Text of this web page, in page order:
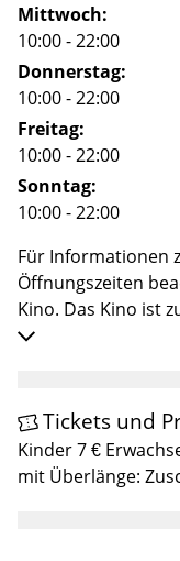
Mittwoch:
10:00 - 22:00
Donnerstag:
10:00 - 22:00
Freitag:
10:00 - 22:00
Sonntag:
10:00 - 22:00
Für Informationen
Öffnungszeiten
Kino. Das Kino ist
Kino spielt von
Zeit ist das Kino
bemühen uns, die
möglich zu halten,
oder Gewähr für
Tickets und
Kinder 7 €
mit Überlänge: